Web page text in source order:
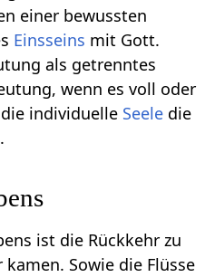
einer bewussten
Einsseins mit Gott.
als getrenntes
wenn es voll oder
individuelle Seele die
ist die Rückkehr zu
kamen. Sowie die Flüsse